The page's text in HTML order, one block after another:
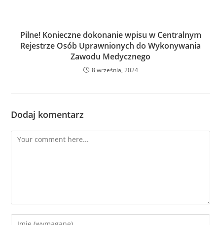
Pilne! Konieczne dokonanie wpisu w Centralnym
Rejestrze Osób Uprawnionych do Wykonywania
Zawodu Medycznego
8 września, 2024
Dodaj komentarz